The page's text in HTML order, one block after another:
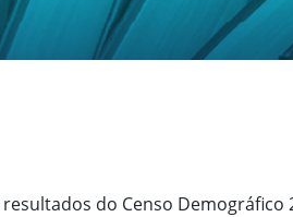
do Censo Demográfico